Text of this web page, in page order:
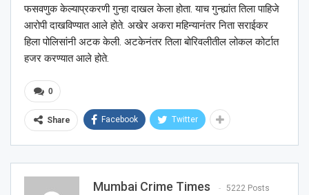
फसवणुक केल्याप्रकरणी गुन्हा दाखल केला होता. याच गुन्ह्यांत तिला पाहिजे
आरोपी दाखविण्यात आले होते. अखेर अकरा महिन्यानंतर निता सराईकर
हिला पोलिसांनी अटक केली. अटकेनंतर तिला बोरिवलीतील लोकल कोर्टात
हजर करण्यात आले होते.
0
Share Facebook Twitter
Mumbai Crime Times 5222 Posts